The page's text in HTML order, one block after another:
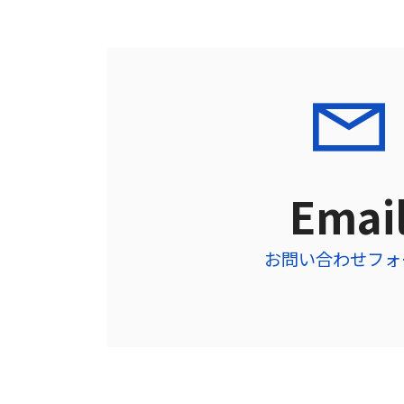
お問い合わせフ